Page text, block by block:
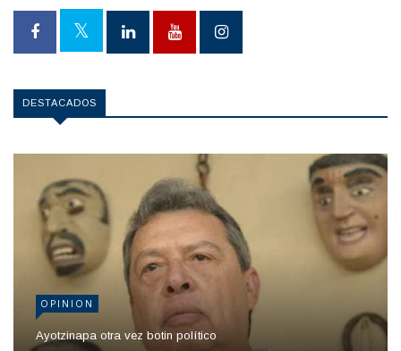
DESTACADOS
OPINION
Ayotzinapa otra vez botin político